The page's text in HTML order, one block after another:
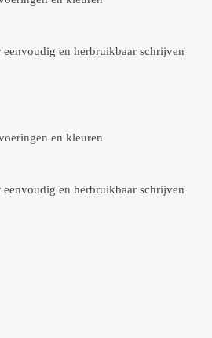
en herbruikbaar schrijven
en kleuren
en herbruikbaar schrijven